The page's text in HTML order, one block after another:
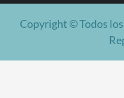
Copyright © Todos